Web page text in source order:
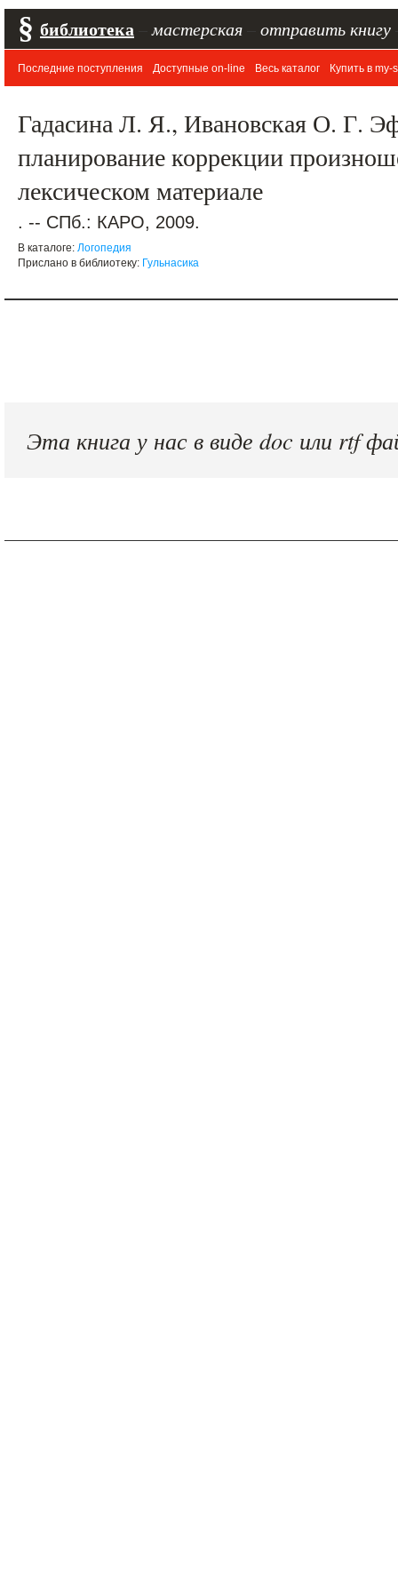
§ библиотека мастерская отправить книгу
Последние поступления Доступные on-line Весь каталог Купить в my-
Гадасина Л. Я., Ивановская О. Г.
планирование коррекции
лексическом материале
. -- СПб.: КАРО, 2009.
В каталоге: Логопедия
Прислано в библиотеку: Гульнасика
Эта книга у нас в виде doc или rtf